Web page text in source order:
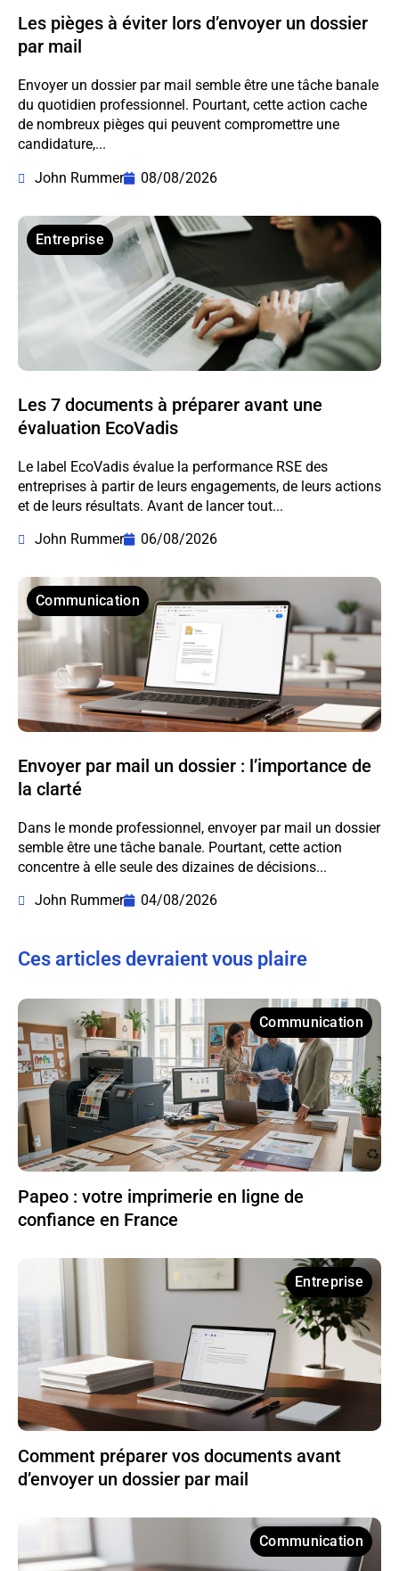
Les pièges à éviter lors d’envoyer un dossier
par mail
Envoyer un dossier par mail semble être une tâche banale
du quotidien professionnel. Pourtant, cette action cache
de nombreux pièges qui peuvent compromettre une
candidature,...
John Rummer
08/08/2026
Entreprise
Les 7 documents à préparer avant une
évaluation EcoVadis
Le label EcoVadis évalue la performance RSE des
entreprises à partir de leurs engagements, de leurs actions
et de leurs résultats. Avant de lancer tout...
John Rummer
06/08/2026
Communication
Envoyer par mail un dossier : l’importance de
la clarté
Dans le monde professionnel, envoyer par mail un dossier
semble être une tâche banale. Pourtant, cette action
concentre à elle seule des dizaines de décisions...
John Rummer
04/08/2026
Ces articles devraient vous plaire
Communication
Papeo : votre imprimerie en ligne de
confiance en France
Entreprise
Comment préparer vos documents avant
d’envoyer un dossier par mail
Communication